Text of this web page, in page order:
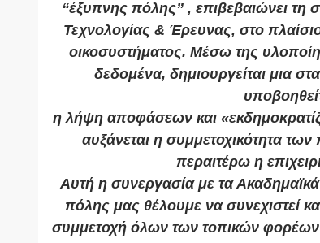
“έξυπνης πόλης” , επιβεβαιώνει τη
Τεχνολογίας & Έρευνας, στο
οικοσυστήματος. Μέσω της
δεδομένα, δημιουργείται μια
η λήψη αποφάσεων και
αυξάνεται η συμμετοχικότητα
περαιτέρω η
Αυτή η συνεργασία με τα Ακαδημαϊκά
πόλης μας θέλουμε να συνεχιστεί
συμμετοχή όλων των τοπικών φορέων